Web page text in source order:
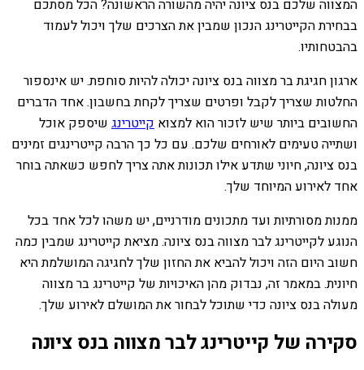
המצווה שלכם בנס ציונה יהיה מהשורה הראשונה? הכל מסתכם
בבחירת הקייטרינג הנכון שמבין את הצרכים שלך ויכול לעמוד
בהבטחותיו.
ארגון חגיגת בר מצווה בנס ציונה יכולה להיות סוחפת. יש אינספור
החלטות שצריך לקבל ופרטים שצריך לקחת בחשבון. אחד הדברים
החשובים ביותר שיש לזכור הוא למצוא קייטרינג שיספק אוכל
ושתייה טעימים לאורחים שלכם. עם כל כך הרבה קייטרינגים זמינים
בנס ציונה, חיוני שתדע אילו תכונות אתה צריך לחפש כשאתה בוחר
אחד לאירוע המיוחד שלך.
ממנות מסורתיות ועד מתכונים מודרניים, יש משהו לכל אחד בכל
הנוגע לקייטרינג לבר מצווה בנס ציונה. מציאת קייטרינג שמבין כמה
חשוב היום הזה ויכול להביא את החזון שלך לחגיגה המושלמת היא
חיונית. במאמר זה, נבדוק מהן האיכויות של קייטרינג בר מצווה
מעולה בנס ציונה כדי שתוכל לבחור את המושלם לאירוע שלך.
סקירה של קייטרינג לבר מצווה בנס ציונה